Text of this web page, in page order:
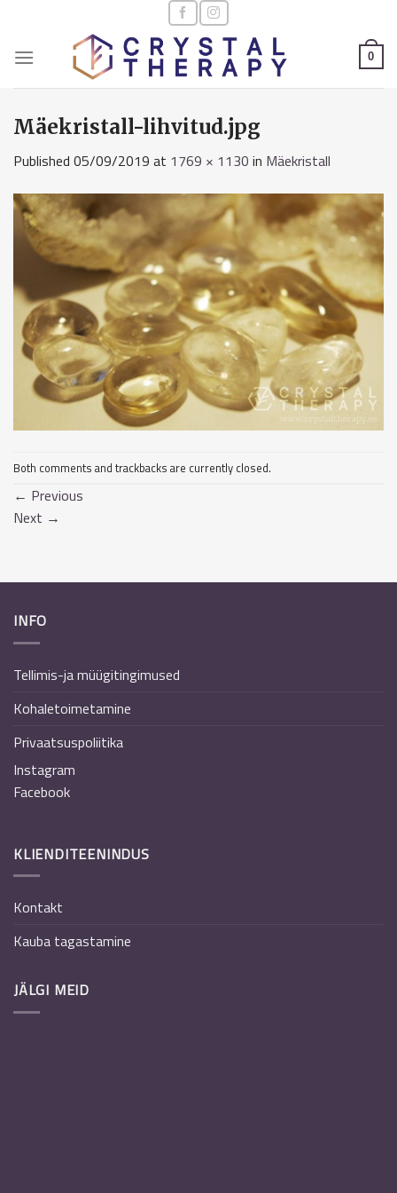
content
0
Mäekristall-lihvitud.jpg
Published 05/09/2019 at 1769 × 1130 in Mäekristall
Both comments and trackbacks are currently closed.
← Previous
Next →
INFO
Tellimis-ja müügitingimused
Kohaletoimetamine
Privaatsuspoliitika
Instagram
Facebook
KLIENDITEENINDUS
Kontakt
Kauba tagastamine
JÄLGI MEID